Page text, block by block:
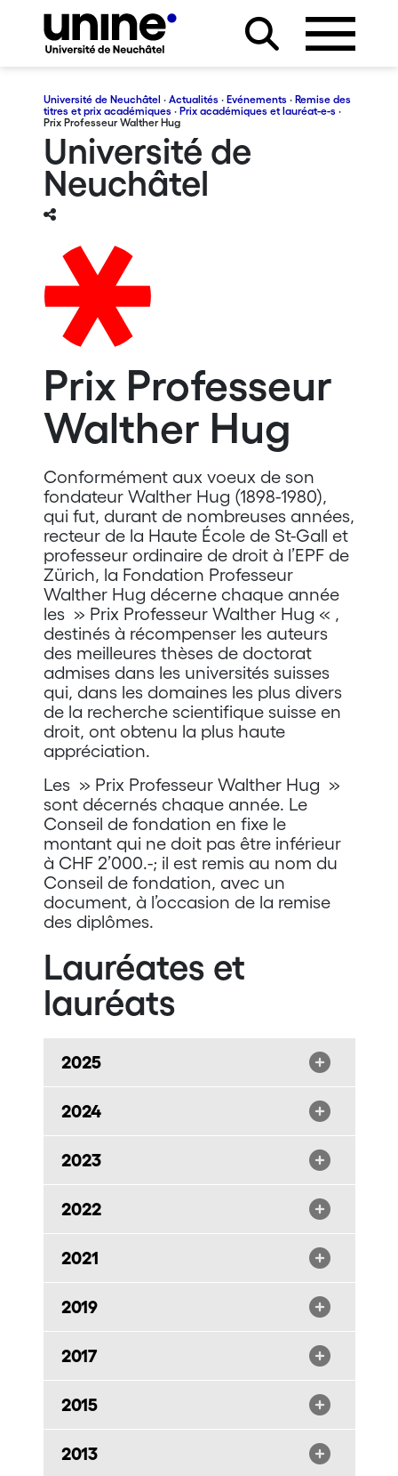
Université de Neuchâtel · Actualités · Evénements · Remise des
titres et prix académiques · Prix académiques et lauréat-e-s ·
Prix Professeur Walther Hug
Université de
Neuchâtel
Prix Professeur
Walther Hug
Conformément aux voeux de son
fondateur Walther Hug (1898-1980),
qui fut, durant de nombreuses années,
recteur de la Haute École de St-Gall et
professeur ordinaire de droit à l’EPF de
Zürich, la Fondation Professeur
Walther Hug décerne chaque année
les » Prix Professeur Walther Hug « ,
destinés à récompenser les auteurs
des meilleures thèses de doctorat
admises dans les universités suisses
qui, dans les domaines les plus divers
de la recherche scientifique suisse en
droit, ont obtenu la plus haute
appréciation.
Les » Prix Professeur Walther Hug »
sont décernés chaque année. Le
Conseil de fondation en fixe le
montant qui ne doit pas être inférieur
à CHF 2’000.-; il est remis au nom du
Conseil de fondation, avec un
document, à l’occasion de la remise
des diplômes.
Lauréates et
lauréats
2025
2024
2023
2022
2021
2019
2017
2015
2013